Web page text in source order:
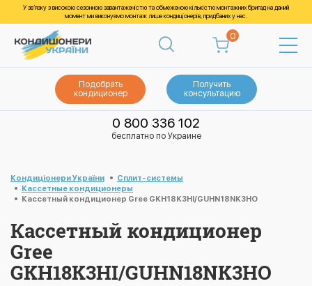
У зв’язку з високою сезонною завантаженістю та обмеженою кількістю монтажних бригад на даний
момент ми виконуємо монтаж лише кондиціонерів, придбаних у нас.
0
Подобрать
кондиционер
Получить
консультацию
0 800 336 102
бесплатно по Украине
Кондиціонери України
Cплит-системы
Кассетные кондиционеры
Кассетный кондиционер Gree GKH18K3HI/GUHN18NK3HO
Кассетный кондиционер
Gree
GKH18K3HI/GUHN18NK3HO